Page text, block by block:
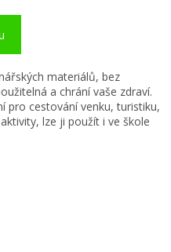
materiálů, bez
a chrání vaše zdraví.
pro cestování venku, turistiku,
lze ji použít i ve škole